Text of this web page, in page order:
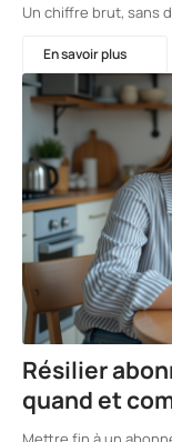
Un chiffre brut, sans
En savoir plus
Résilier
quand et